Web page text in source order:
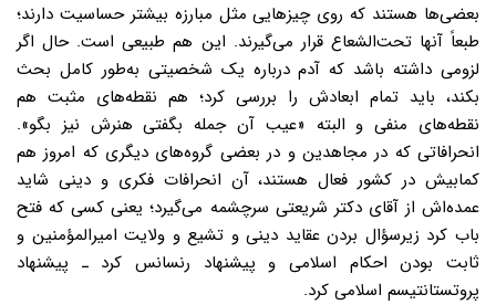
بعضی‌ها هستند که روی چیزهایی مثل مبارزه بیشتر حساسیت دارند؛
طبعاً آنها تحت‌الشعاع قرار می‌گیرند. این هم طبیعی است. حال اگر
لزومی داشته باشد که آدم درباره یک شخصیتی به‌طور کامل بحث
بکند، باید تمام ابعادش را بررسی کرد؛ هم نقطه‌های مثبت هم
نقطه‌های منفی و البته «عیب آن جمله بگفتی هنرش نیز بگو».
انحرافاتی که در مجاهدین و در بعضی گروه‌های دیگری که امروز هم
کمابیش در کشور فعال هستند، آن انحرافات فکری و دینی شاید
عمده‌اش از آقای دکتر شریعتی سرچشمه می‌گیرد؛ یعنی کسی که فتح
باب کرد زیرسؤال بردن عقاید دینی و تشیع و ولایت امیرالمؤمنین و
ثابت بودن احکام اسلامی و پیشنهاد رنسانس کرد ـ پیشنهاد
پروتستانتیسم اسلامی کرد.